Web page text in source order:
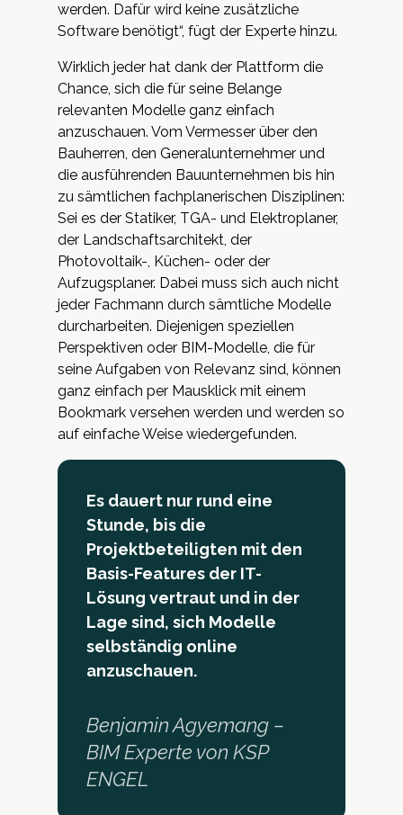
werden. Dafür wird keine zusätzliche
Software benötigt“, fügt der Experte hinzu.
Wirklich jeder hat dank der Plattform die
Chance, sich die für seine Belange
relevanten Modelle ganz einfach
anzuschauen. Vom Vermesser über den
Bauherren, den Generalunternehmer und
die ausführenden Bauunternehmen bis hin
zu sämtlichen fachplanerischen Disziplinen:
Sei es der Statiker, TGA- und Elektroplaner,
der Landschaftsarchitekt, der
Photovoltaik-, Küchen- oder der
Aufzugsplaner. Dabei muss sich auch nicht
jeder Fachmann durch sämtliche Modelle
durcharbeiten. Diejenigen speziellen
Perspektiven oder BIM-Modelle, die für
seine Aufgaben von Relevanz sind, können
ganz einfach per Mausklick mit einem
Bookmark versehen werden und werden so
auf einfache Weise wiedergefunden.
Es dauert nur rund eine
Stunde, bis die
Projektbeteiligten mit den
Basis-Features der IT-
Lösung vertraut und in der
Lage sind, sich Modelle
selbständig online
anzuschauen.
Benjamin Agyemang –
BIM Experte von KSP
ENGEL